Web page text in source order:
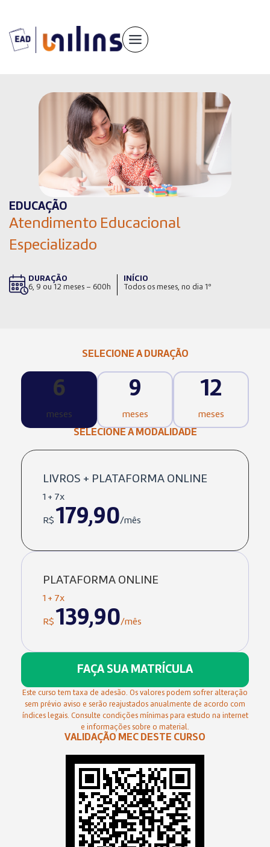
conteúdo
EDUCAÇÃO
Atendimento Educacional
Especializado
DURAÇÃO
6, 9 ou 12 meses – 600h
INÍCIO
Todos os meses, no dia 1º
SELECIONE A DURAÇÃO
6
meses
9
meses
12
meses
SELECIONE A MODALIDADE
LIVROS + PLATAFORMA ONLINE
1 + 7x
R$ 179,90/mês
PLATAFORMA ONLINE
1 + 7x
R$ 139,90/mês
FAÇA SUA MATRÍCULA
Este curso tem taxa de adesão. Os valores podem sofrer alteração
sem prévio aviso e serão reajustados anualmente de acordo com
índices legais. Consulte condições mínimas para estudo na internet
e informações sobre o material.
VALIDAÇÃO MEC DESTE CURSO